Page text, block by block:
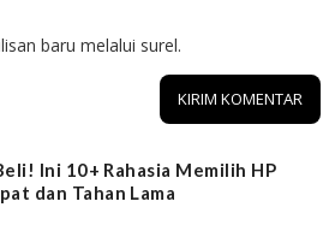
baru melalui surel.
Ini 10+ Rahasia Memilih HP
dan Tahan Lama